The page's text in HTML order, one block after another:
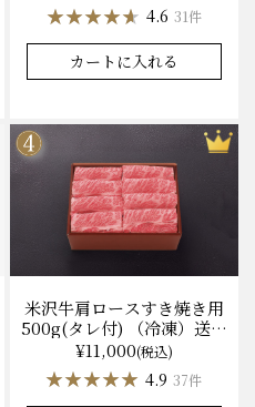
★★★★★
★★★★★ 4.6 31件
カートに入れる
米沢牛肩ロースすき焼き用
500g(タレ付) （冷凍）送料
無料 化粧箱入
¥11,000(税込)
★★★★★
★★★★★ 4.9 37件